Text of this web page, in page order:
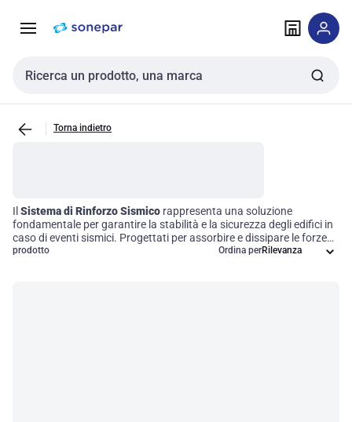
navigazione alla
Cerca input
Torna indietro
Il Sistema di Rinforzo Sismico rappresenta una soluzione
fondamentale per garantire la stabilità e la sicurezza degli edifici in
caso di eventi sismici. Progettati per assorbire e dissipare le forze
generate dai terremoti, questi sistemi sono imprescindibili nella
prodotto Ordina per